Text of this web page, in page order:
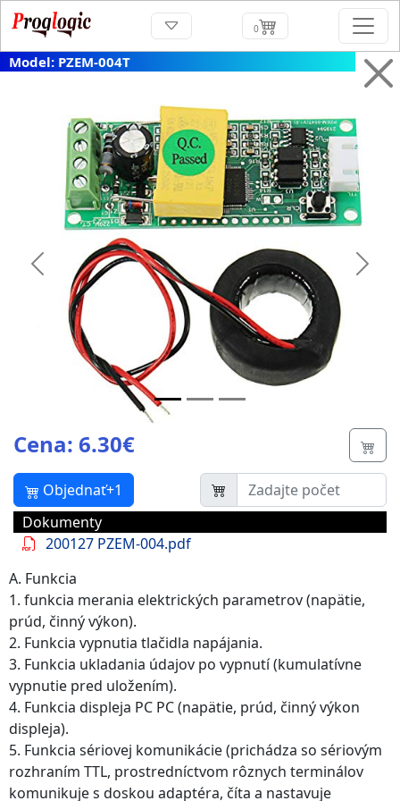
0
Model: PZEM-004T
Previous Next
Cena: 6.30€
Objednať+1
Dokumenty
200127 PZEM-004.pdf
A. Funkcia
1. funkcia merania elektrických parametrov (napätie,
prúd, činný výkon).
2. Funkcia vypnutia tlačidla napájania.
3. Funkcia ukladania údajov po vypnutí (kumulatívne
vypnutie pred uložením).
4. Funkcia displeja PC PC (napätie, prúd, činný výkon
displeja).
5. Funkcia sériovej komunikácie (prichádza so sériovým
rozhraním TTL, prostredníctvom rôznych terminálov
komunikuje s doskou adaptéra, číta a nastavuje